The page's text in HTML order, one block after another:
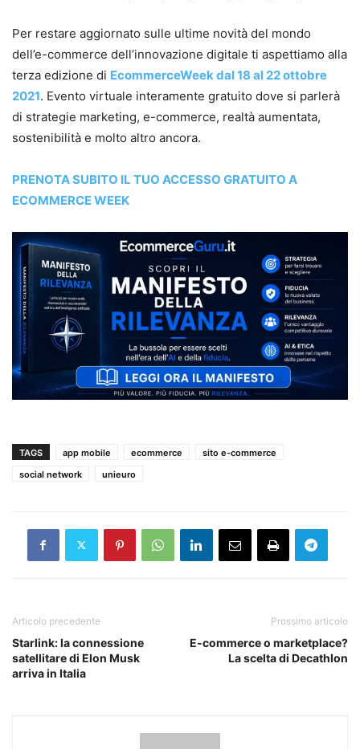
Per restare aggiornato sulle ultime novità del mondo
dell’e-commerce dell’innovazione digitale ti aspettiamo alla
terza edizione di EcommerceWeek dal 18 al 22 ottobre
2021. Evento virtuale interamente gratuito dove si parlerà
di strategie marketing, e-commerce, realtà aumentata,
sostenibilità e molto altro ancora.
PRENOTA SUBITO IL TUO ACCESSO GRATUITO A
ECOMMERCE WEEK
TAGS app mobile ecommerce
sito e-commerce
social network
unieuro
Articolo precedente
Starlink: la connessione
satellitare di Elon Musk
arriva in Italia
Prossimo articolo
E-commerce o marketplace?
La scelta di Decathlon